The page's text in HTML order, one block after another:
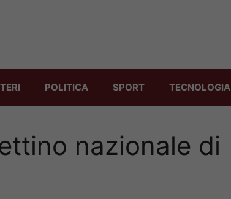
POLITICA SPORT TECNOLOGIA
nazionale di